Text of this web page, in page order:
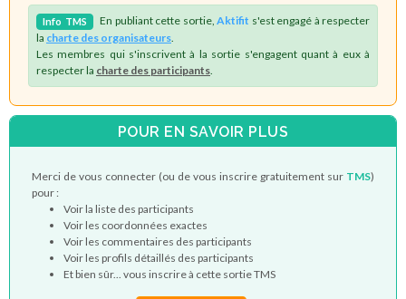
Info TMS En publiant cette sortie,Aktifit s'est engagé à respecter
la charte des organisateurs
Les membres qui s'inscrivent à la sortie s'engagent quant à eux à
respecter la charte des participants
POUR EN SAVOIR PLUS
Merci de vous connecter (ou de vous inscrire gratuitement sur TMS)
pour :
Voir la liste des participants
Voir les coordonnées exactes
Voir les commentaires des participants
Voir les profils détaillés des participants
Et bien sûr... vous inscrire à cette sortie TMS